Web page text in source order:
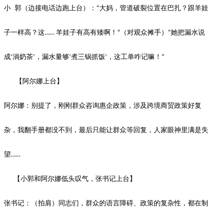
小 郭 （边接电话边跑上台）： “大妈，管道破裂位置在巴扎？跟羊娃
子一样高？这…… 羊娃子有高有矮啊！ ” （对观众摊手） “她把漏水说
成‘淌奶茶’ ，漏水量够‘煮三锅抓饭’ ，这工单咋记嘛！ ”
【阿尔娜上台】
阿尔娜： 别提了， 刚刚群众咨询惠企政策，涉及跨境商贸政策好复
杂 ，我翻手册都没不到，最后只能让群众等回复，人家眼神里满是失
望……
【小郭和阿尔娜低头叹气，张书记上台】
张书记：（拍肩）同志们，群众的语言障碍、政策的复杂性，都在制